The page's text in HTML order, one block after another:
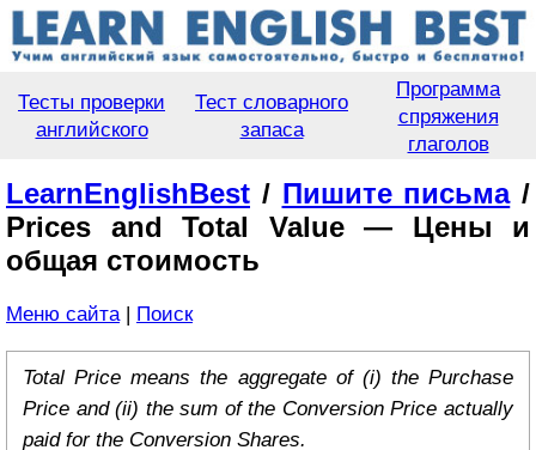
Тесты проверки
английского
Тест словарного
запаса
Программа
спряжения
глаголов
LearnEnglishBest / Пишите письма/
Prices and Total Value — Цены и
общая стоимость
Меню сайта| Поиск
Total Price means the aggregate of (i) the Purchase
Price and (ii) the sum of the Conversion Price actually
paid for the Conversion Shares.